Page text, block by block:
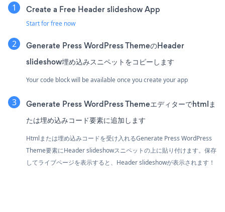
Create a Free Header slideshow App
Start for free now
Generate Press WordPress ThemeのHeader
slideshow埋め込みスニペットをコピーします
Your code block will be available once you create your app
Generate Press WordPress Themeエディターでhtmlま
たは埋め込みコード要素に追加します
Htmlまたは埋め込みコードを受け入れるGenerate Press WordPress
Theme要素にHeader slideshowスニペットの上に貼り付けます。保存
してライブページを表示すると、Header slideshowが表示されます！